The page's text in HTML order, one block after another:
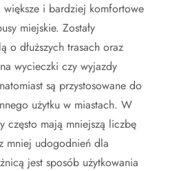
większe i bardziej komfortowe
miejskie. Zostały
o dłuższych trasach oraz
wycieczki czy wyjazdy
są przystosowane do
użytku w miastach. W
często mają mniejszą liczbę
mniej udogodnień dla
jest sposób użytkowania